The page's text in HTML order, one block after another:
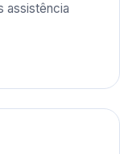
assistência